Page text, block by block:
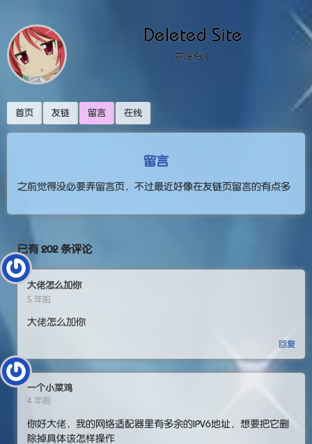
Deleted Site
并没有（
首页 友链 留言 在线
留言
之前觉得没必要弄留言页，不过最近好像在友链页留言的有点多
已有 202 条评论
大佬怎么加你
5 年前
大佬怎么加你
回复
一个小菜鸡
4 年前
你好大佬，我的网络适配器里有多余的IPV6地址，想要把它删
除掉具体该怎样操作